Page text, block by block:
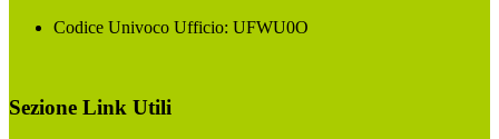
Codice Univoco Ufficio: UFWU0O
Sezione Link Utili